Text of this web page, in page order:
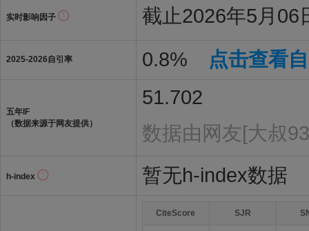
实时影响因子 截止2026年5月06
2025-2026自引率 0.8% 点击查看
五年IF
（数据来源于网友提供）
51.702
数据由网友[大叔
h-index 暂无h-index数据
CiteScore SJR